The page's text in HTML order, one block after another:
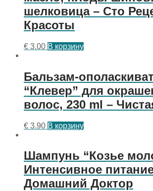
шелковица – Сто
Красоты
€ 3.00 В корзину
Бальзам-
“Клевер” для
волос, 230 ml –
€ 3.90 В корзину
Шампунь “Козье
Интенсивное
Домашний Доктор